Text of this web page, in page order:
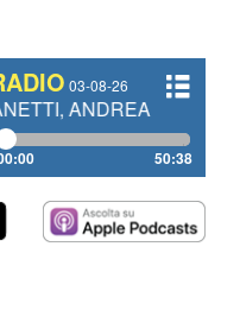
03-08-26
VENDRAME, FILIPPO
50:38